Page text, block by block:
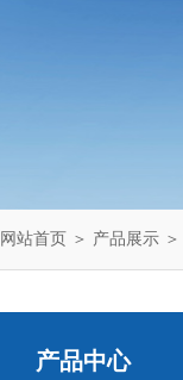
网站首页 ＞ 产品展示 ＞
产品中心